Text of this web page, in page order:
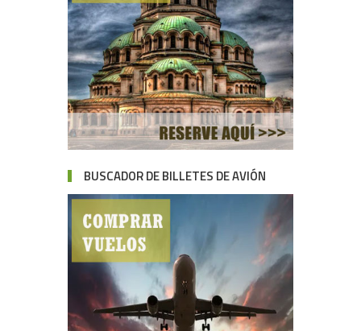
BUSCADOR DE BILLETES DE AVIÓN